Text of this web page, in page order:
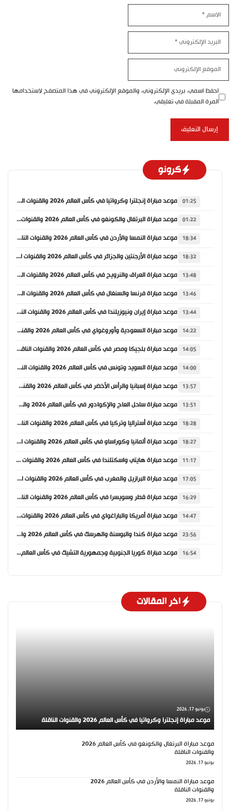
احفظ اسمي، بريدي الإلكتروني، والموقع الإلكتروني في هذا المتصفح لاستخدامها
المرة المقبلة في تعليقي.
كرونو
01:25 موعد مباراة إنجلترا وكرواتيا في كأس العالم 2026 والقنوات الناقلة
01:22 موعد مباراة البرتغال والكونغو في كأس العالم 2026 والقنوات الناقلة
18:34 موعد مباراة النمسا والأردن في كأس العالم 2026 والقنوات الناقلة
18:32 موعد مباراة الأرجنتين والجزائر في كأس العالم 2026 والقنوات الناقلة
13:48 موعد مباراة العراق والنرويج في كأس العالم 2026 والقنوات الناقلة
13:46 موعد مباراة فرنسا والسنغال في كأس العالم 2026 والقنوات الناقلة
13:44 موعد مباراة إيران ونيوزيلندا في كأس العالم 2026 والقنوات الناقلة
14:22 موعد مباراة السعودية وأوروغواي في كأس العالم 2026 والقنوات الناقلة
14:05 موعد مباراة بلجيكا ومصر في كأس العالم 2026 والقنوات الناقلة
14:00 موعد مباراة السويد وتونس في كأس العالم 2026 والقنوات الناقلة
13:57 موعد مباراة إسبانيا والرأس الأخضر في كأس العالم 2026 والقنوات الناقلة
13:51 موعد مباراة ساحل العاج والإكوادور في كأس العالم 2026 والقنوات الناقلة
18:28 موعد مباراة أستراليا وتركيا في كأس العالم 2026 والقنوات الناقلة
18:27 موعد مباراة ألمانيا وكوراساو في كأس العالم 2026 والقنوات الناقلة
11:17 موعد مباراة هايتي واسكتلندا في كأس العالم 2026 والقنوات الناقلة
17:05 موعد مباراة البرازيل والمغرب في كأس العالم 2026 والقنوات الناقلة
16:29 موعد مباراة قطر وسويسرا في كأس العالم 2026 والقنوات الناقلة
14:47 موعد مباراة أمريكا والباراغواي في كأس العالم 2026 والقنوات الناقلة
23:56 موعد مباراة كندا والبوسنة والهرسك في كأس العالم 2026 والقنوات الناقلة
16:54 موعد مباراة كوريا الجنوبية وجمهورية التشيك في كأس العالم 2026 والقنوات الناقلة
اخر المقالات
يونيو 17, 2026
موعد مباراة إنجلترا وكرواتيا في كأس العالم 2026 والقنوات الناقلة
موعد مباراة البرتغال والكونغو في كأس العالم 2026
والقنوات الناقلة
يونيو 17, 2026
موعد مباراة النمسا والأردن في كأس العالم 2026
والقنوات الناقلة
يونيو 17, 2026